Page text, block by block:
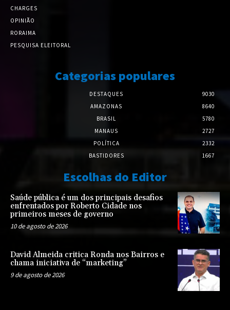
CHARGES
OPINIÃO
RORAIMA
PESQUISA ELEITORAL
Categorias populares
DESTAQUES
9030
AMAZONAS
8640
BRASIL
5780
MANAUS
2727
POLÍTICA
2332
BASTIDORES
1667
Escolhas do Editor
Saúde pública é um dos principais desafios
enfrentados por Roberto Cidade nos
primeiros meses de governo
10 de agosto de 2026
David Almeida critica Ronda nos Bairros e
chama iniciativa de “marketing”
9 de agosto de 2026